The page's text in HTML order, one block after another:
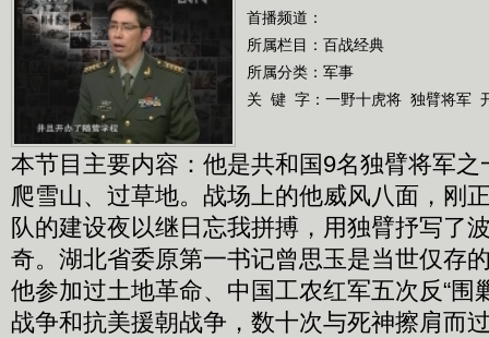
首播频道：
所属栏目： 百战经典
所属分类：军事
关 键 字： 一野十虎将 独臂将军
本节目主要内容：他是共和国9名独臂将军
爬雪山、过草地。战场上的他威风八面，刚
队的建设夜以继日忘我拼搏，用独臂抒写了
奇。湖北省委原第一书记曾思玉是当世仅存
他参加过土地革命、中国工农红军五次反“围
战争和抗美援朝战争，数十次与死神擦肩而